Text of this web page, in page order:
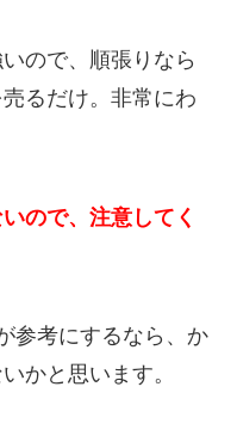
ので、順張りなら
るだけ。非常にわ
ので、注意してく
参考にするなら、か
かと思います。